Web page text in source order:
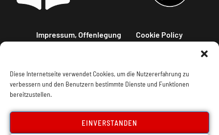
Diese Internetseite verwendet Cookies, um die Nutzererfahrung zu
verbessern und den Benutzern bestimmte Dienste und Funktionen
bereitzustellen.
EINVERSTANDEN
Impressum, Offenlegung Cookie Policy